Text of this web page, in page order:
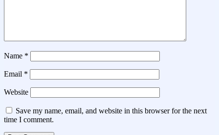
Name *
Email *
Website
Save my name, email, and website in this browser for the next
time I comment.